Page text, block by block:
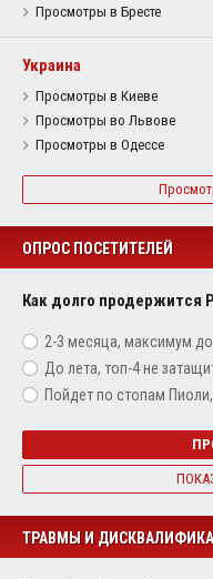
Просмотры в Бресте
Украина
Просмотры в Киеве
Просмотры во Львове
Просмотры в Одессе
ОПРОС ПОСЕТИТЕЛЕЙ
Как долго продержится
2-3 месяца, максимум
До лета, топ-4 не
Пойдет по стопам
ТРАВМЫ И